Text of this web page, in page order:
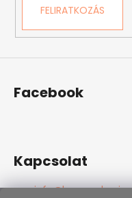
FELIRATKOZÁS
Facebook
Kapcsolat
info@